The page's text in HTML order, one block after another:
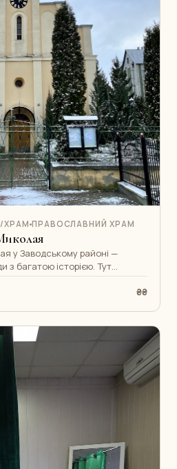
ХРАМ ПРАВОСЛАВНИЙ ХРАМ
у Заводському районі —
з багатою історією. Тут
богослужіння, х
₴₴